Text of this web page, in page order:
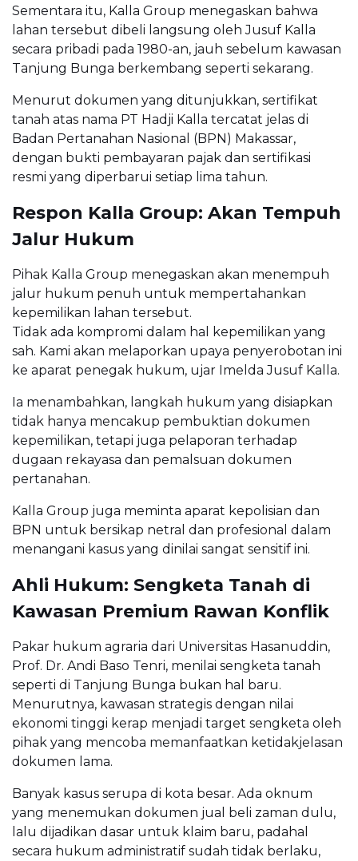
Sementara itu, Kalla Group menegaskan bahwa
lahan tersebut dibeli langsung oleh Jusuf Kalla
secara pribadi pada 1980-an, jauh sebelum kawasan
Tanjung Bunga berkembang seperti sekarang.
Menurut dokumen yang ditunjukkan, sertifikat
tanah atas nama PT Hadji Kalla tercatat jelas di
Badan Pertanahan Nasional (BPN) Makassar,
dengan bukti pembayaran pajak dan sertifikasi
resmi yang diperbarui setiap lima tahun.
Respon Kalla Group: Akan Tempuh
Jalur Hukum
Pihak Kalla Group menegaskan akan menempuh
jalur hukum penuh untuk mempertahankan
kepemilikan lahan tersebut.
Tidak ada kompromi dalam hal kepemilikan yang
sah. Kami akan melaporkan upaya penyerobotan ini
ke aparat penegak hukum, ujar Imelda Jusuf Kalla.
Ia menambahkan, langkah hukum yang disiapkan
tidak hanya mencakup pembuktian dokumen
kepemilikan, tetapi juga pelaporan terhadap
dugaan rekayasa dan pemalsuan dokumen
pertanahan.
Kalla Group juga meminta aparat kepolisian dan
BPN untuk bersikap netral dan profesional dalam
menangani kasus yang dinilai sangat sensitif ini.
Ahli Hukum: Sengketa Tanah di
Kawasan Premium Rawan Konflik
Pakar hukum agraria dari Universitas Hasanuddin,
Prof. Dr. Andi Baso Tenri, menilai sengketa tanah
seperti di Tanjung Bunga bukan hal baru.
Menurutnya, kawasan strategis dengan nilai
ekonomi tinggi kerap menjadi target sengketa oleh
pihak yang mencoba memanfaatkan ketidakjelasan
dokumen lama.
Banyak kasus serupa di kota besar. Ada oknum
yang menemukan dokumen jual beli zaman dulu,
lalu dijadikan dasar untuk klaim baru, padahal
secara hukum administratif sudah tidak berlaku,